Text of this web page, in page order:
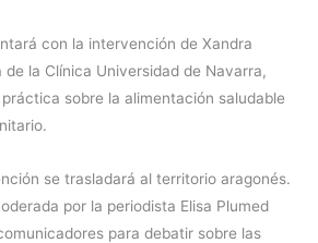
con la intervención de Xandra
la Clínica Universidad de Navarra,
sobre la alimentación saludable
se trasladará al territorio aragonés.
por la periodista Elisa Plumed
para debatir sobre las